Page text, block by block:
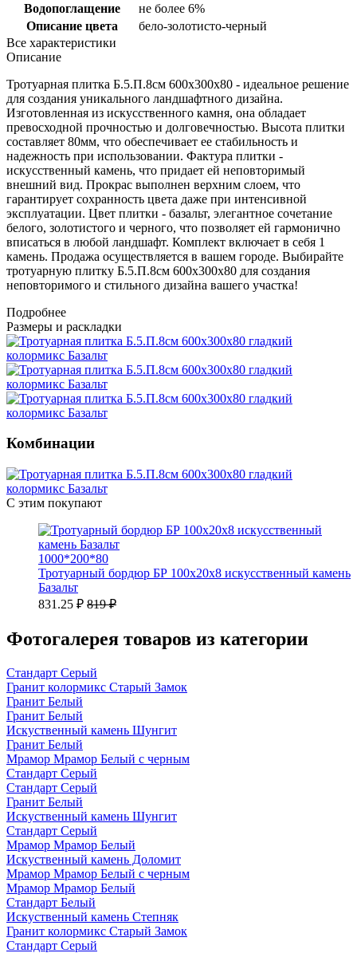
Водопоглащение
не более 6%
Описание цвета
бело-золотисто-черный
Все характеристики
Описание
Тротуарная плитка Б.5.П.8см 600х300х80 - идеальное решение
для создания уникального ландшафтного дизайна.
Изготовленная из искусственного камня, она обладает
превосходной прочностью и долговечностью. Высота плитки
составляет 80мм, что обеспечивает ее стабильность и
надежность при использовании. Фактура плитки -
искусственный камень, что придает ей неповторимый
внешний вид. Прокрас выполнен верхним слоем, что
гарантирует сохранность цвета даже при интенсивной
эксплуатации. Цвет плитки - базальт, элегантное сочетание
белого, золотистого и черного, что позволяет ей гармонично
вписаться в любой ландшафт. Комплект включает в себя 1
камень. Продажа осуществляется в вашем городе. Выбирайте
тротуарную плитку Б.5.П.8см 600х300х80 для создания
неповторимого и стильного дизайна вашего участка!
Подробнее
Размеры и раскладки
Комбинации
С этим покупают
1000*200*80
Тротуарный бордюр БР 100х20х8 искусственный камень
Базальт
831.25 ₽ 819 ₽
Фотогалерея товаров из категории
Стандарт Серый
Гранит колормикс Старый Замок
Гранит Белый
Гранит Белый
Искуственный камень Шунгит
Гранит Белый
Мрамор Мрамор Белый с черным
Стандарт Серый
Стандарт Серый
Гранит Белый
Искуственный камень Шунгит
Стандарт Серый
Мрамор Мрамор Белый
Искуственный камень Доломит
Мрамор Мрамор Белый с черным
Мрамор Мрамор Белый
Стандарт Белый
Искуственный камень Степняк
Гранит колормикс Старый Замок
Стандарт Серый